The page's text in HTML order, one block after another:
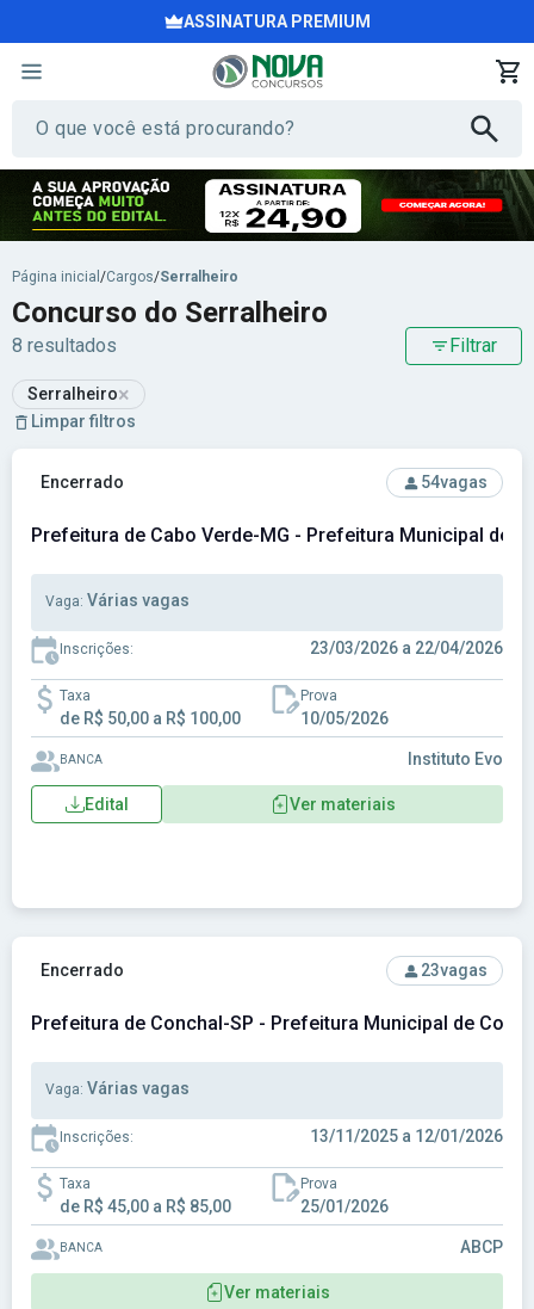
ASSINATURA PREMIUM
Página inicial /Cargos/Serralheiro
Concurso do Serralheiro
8 resultados Filtrar
Serralheiro×
Limpar filtros
Ver concurso: Prefeitura de Cabo Verde-MG - Prefeitura
Encerrado 54vagas
Prefeitura de Cabo Verde-MG - Prefeitura Municipal de
Vaga: Várias vagas
Inscrições: 23/03/2026 a 22/04/2026
Taxa
de R$ 50,00 a R$ 100,00
Prova
10/05/2026
BANCA Instituto Evo
Edital Ver materiais
Ver concurso: Prefeitura de Conchal-SP - Prefeitura
Encerrado 23vagas
Prefeitura de Conchal-SP - Prefeitura Municipal de
Vaga: Várias vagas
Inscrições: 13/11/2025 a 12/01/2026
Taxa
de R$ 45,00 a R$ 85,00
Prova
25/01/2026
BANCA ABCP
Ver materiais